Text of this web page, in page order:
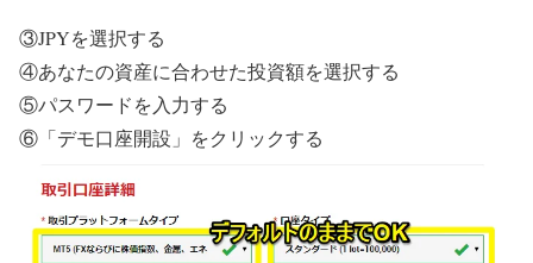
③JPYを選択する
④あなたの資産に合わせた投資額を選択する
⑤パスワードを入力する
⑥「デモ口座開設」をクリックする